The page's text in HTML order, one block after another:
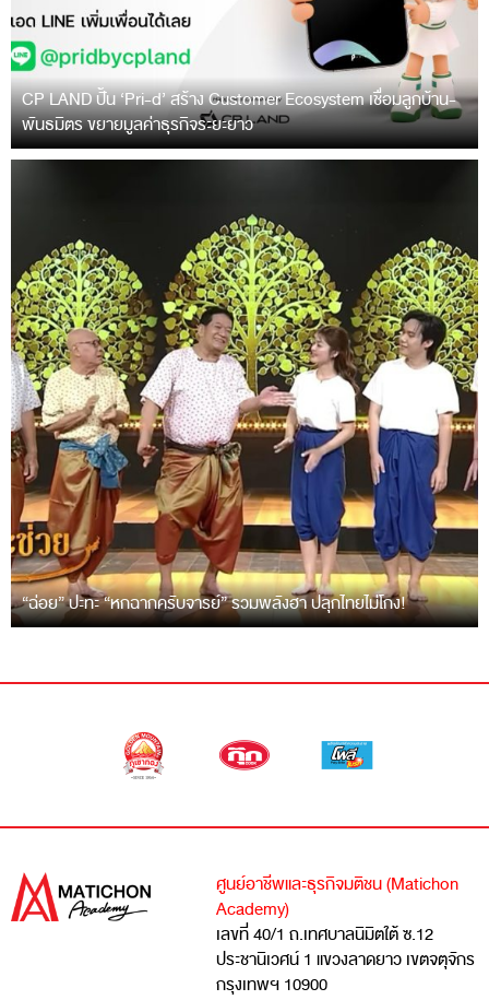
CP LAND ปั้น ‘Pri-d’ สร้าง Customer Ecosystem เชื่อมลูกบ้าน-
พันธมิตร ขยายมูลค่าธุรกิจระยะยาว
“ฉ่อย” ปะทะ “หกฉากครับจารย์” รวมพลังฮา ปลุกไทยไม่โกง!
ศูนย์อาชีพและธุรกิจมติชน (Matichon
Academy)
เลขที่ 40/1 ถ.เทศบาลนิมิตใต้ ซ.12
ประชานิเวศน์ 1 แขวงลาดยาว เขตจตุจักร
กรุงเทพฯ 10900